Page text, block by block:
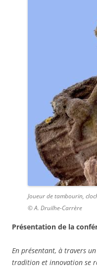
Joueur de tambourin,
© A. Druilhe-Carrère
Présentation de la
En présentant, à travers
tradition et innovation se